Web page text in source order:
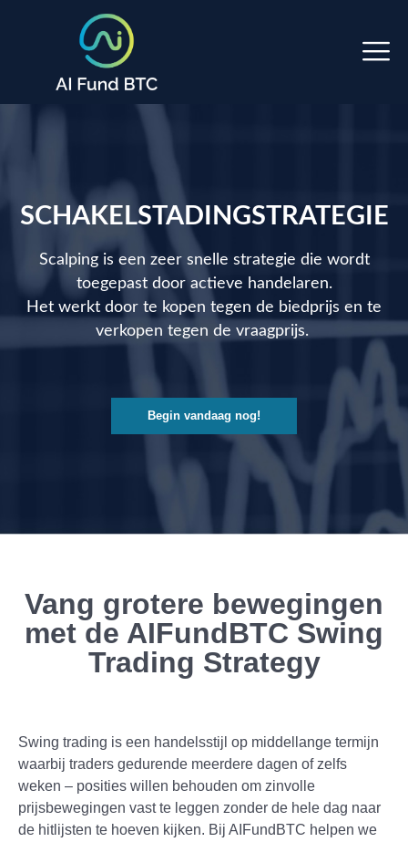
SCHAKELSTADINGSTRATEGIE
Scalping is een zeer snelle strategie die wordt
toegepast door actieve handelaren.
Het werkt door te kopen tegen de biedprijs en te
verkopen tegen de vraagprijs.
Begin vandaag nog!
Vang grotere bewegingen
met de AIFundBTC Swing
Trading Strategy
Swing trading is een handelsstijl op middellange termijn
waarbij traders gedurende meerdere dagen of zelfs
weken – posities willen behouden om zinvolle
prijsbewegingen vast te leggen zonder de hele dag naar
de hitlijsten te hoeven kijken. Bij AIFundBTC helpen we